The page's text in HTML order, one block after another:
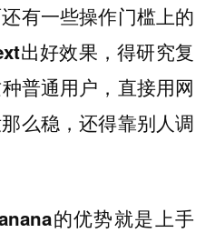
有一些操作门槛上的
出好效果，得研究复
普通用户，直接用网
么稳，还得靠别人调
的优势就是上手